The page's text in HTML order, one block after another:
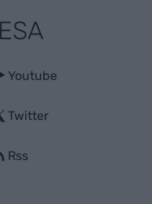
Youtube
Twitter
Rss